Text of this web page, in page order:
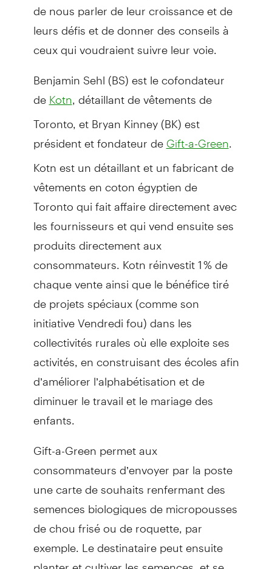
de nous parler de leur croissance et de
leurs défis et de donner des conseils à
ceux qui voudraient suivre leur voie.
Benjamin Sehl (BS) est le cofondateur
de Kotn , détaillant de vêtements de
Toronto, et Bryan Kinney (BK) est
président et fondateur de Gift-a-Green
Kotn est un détaillant et un fabricant de
vêtements en coton égyptien de
Toronto qui fait affaire directement avec
les fournisseurs et qui vend ensuite ses
produits directement aux
consommateurs. Kotn réinvestit 1 % de
chaque vente ainsi que le bénéfice tiré
de projets spéciaux (comme son
initiative Vendredi fou) dans les
collectivités rurales où elle exploite ses
activités, en construisant des écoles afin
d’améliorer l’alphabétisation et de
diminuer le travail et le mariage des
enfants.
Gift-a-Green permet aux
consommateurs d’envoyer par la poste
une carte de souhaits renfermant des
semences biologiques de micropousses
de chou frisé ou de roquette, par
exemple. Le destinataire peut ensuite
planter et cultiver les semences, et se